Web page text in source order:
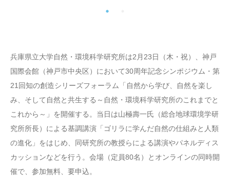
兵庫県立大学自然・環境科学研究所は2月23日（木・祝）、神戸
国際会館（神戸市中央区）において30周年記念シンポジウム・第
21回知の創造シリーズフォーラム「自然から学び、自然を楽し
み、そして自然と共生する～自然・環境科学研究所のこれまでと
これから～」を開催する。当日は山極壽一氏（総合地球環境学研
究所所長）による基調講演「ゴリラに学んだ自然の仕組みと人類
の進化」をはじめ、同研究所の教授らによる講演やパネルディス
カッションなどを行う。会場（定員80名）とオンラインの同時開
催で、参加無料、要申込。